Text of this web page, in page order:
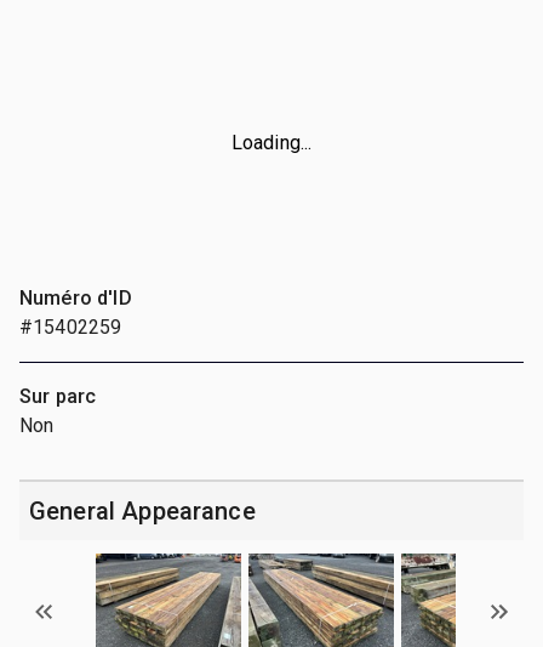
Loading...
Numéro d'ID
#15402259
Sur parc
Non
General Appearance